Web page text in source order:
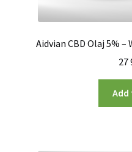
Aidvian CBD Olaj 5% –
27